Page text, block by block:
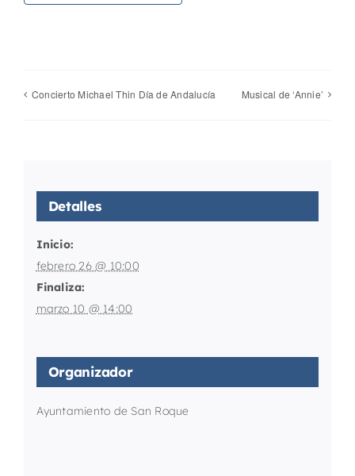
Concierto Michael Thin Día de Andalucía Musical de ‘Annie’
Detalles
Inicio:
febrero 26 @ 10:00
Finaliza:
marzo 10 @ 14:00
Organizador
Ayuntamiento de San Roque